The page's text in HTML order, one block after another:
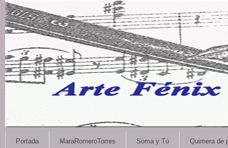
Portada MaraRomeroTorres Soma y Tú Quimera de